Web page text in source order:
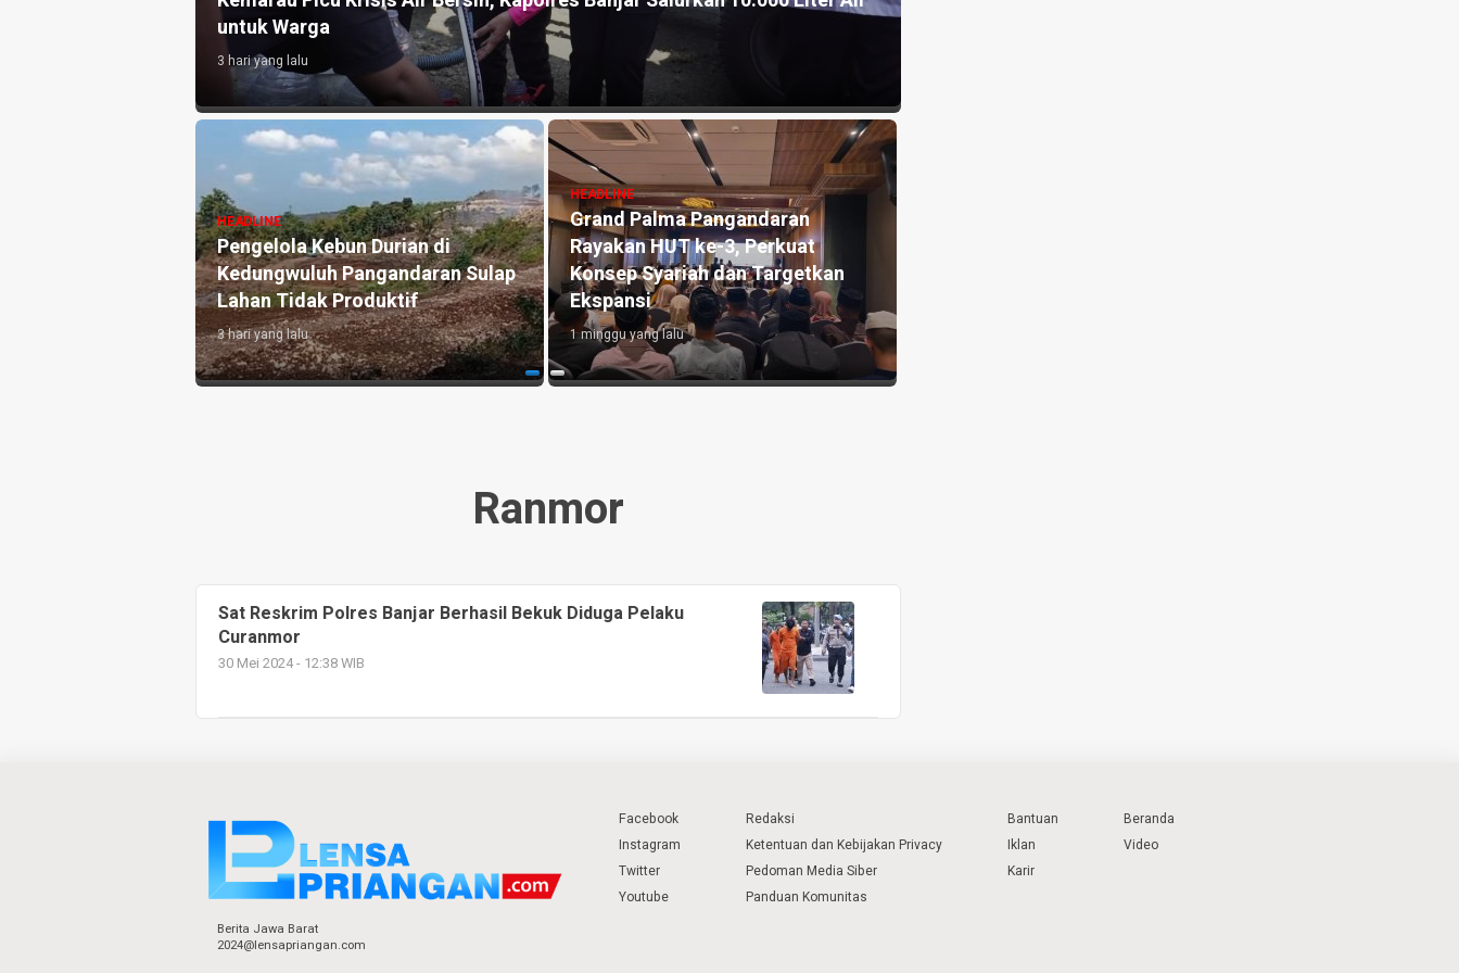
Pangandaran, PGRI, dan BAZNAS
1 minggu yang lalu
HEADLINE
Antara Guru dan AI: Peran
Pendidik Tetap Tak Tergantikan
di Era Kecerdasan Artifisial
1 minggu yang lalu
HEADLINE
Manfaat Aplikasi Pronalin Cek,
Bantu Ibu Hamil Kenali Risiko
hingga Siapkan Persalinan Lebih
Aman
2 minggu yang lalu
Ranmor
Sat Reskrim Polres Banjar Berhasil Bekuk Diduga Pelaku
Curanmor
30 Mei 2024 - 12:38 WIB
Berita Jawa Barat
2024@lensapriangan.com
Facebook
Instagram
Twitter
Youtube
Redaksi
Ketentuan dan Kebijakan Privacy
Pedoman Media Siber
Panduan Komunitas
Bantuan
Iklan
Karir
Beranda
Video